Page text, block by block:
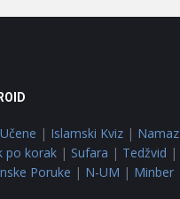
| Islamski Kviz| Namaz
po korak| Sufara | Tedžvid |
Poruke | N-UM | Minber